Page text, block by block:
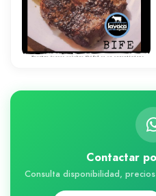
Contactar
Consulta disponibilidad,